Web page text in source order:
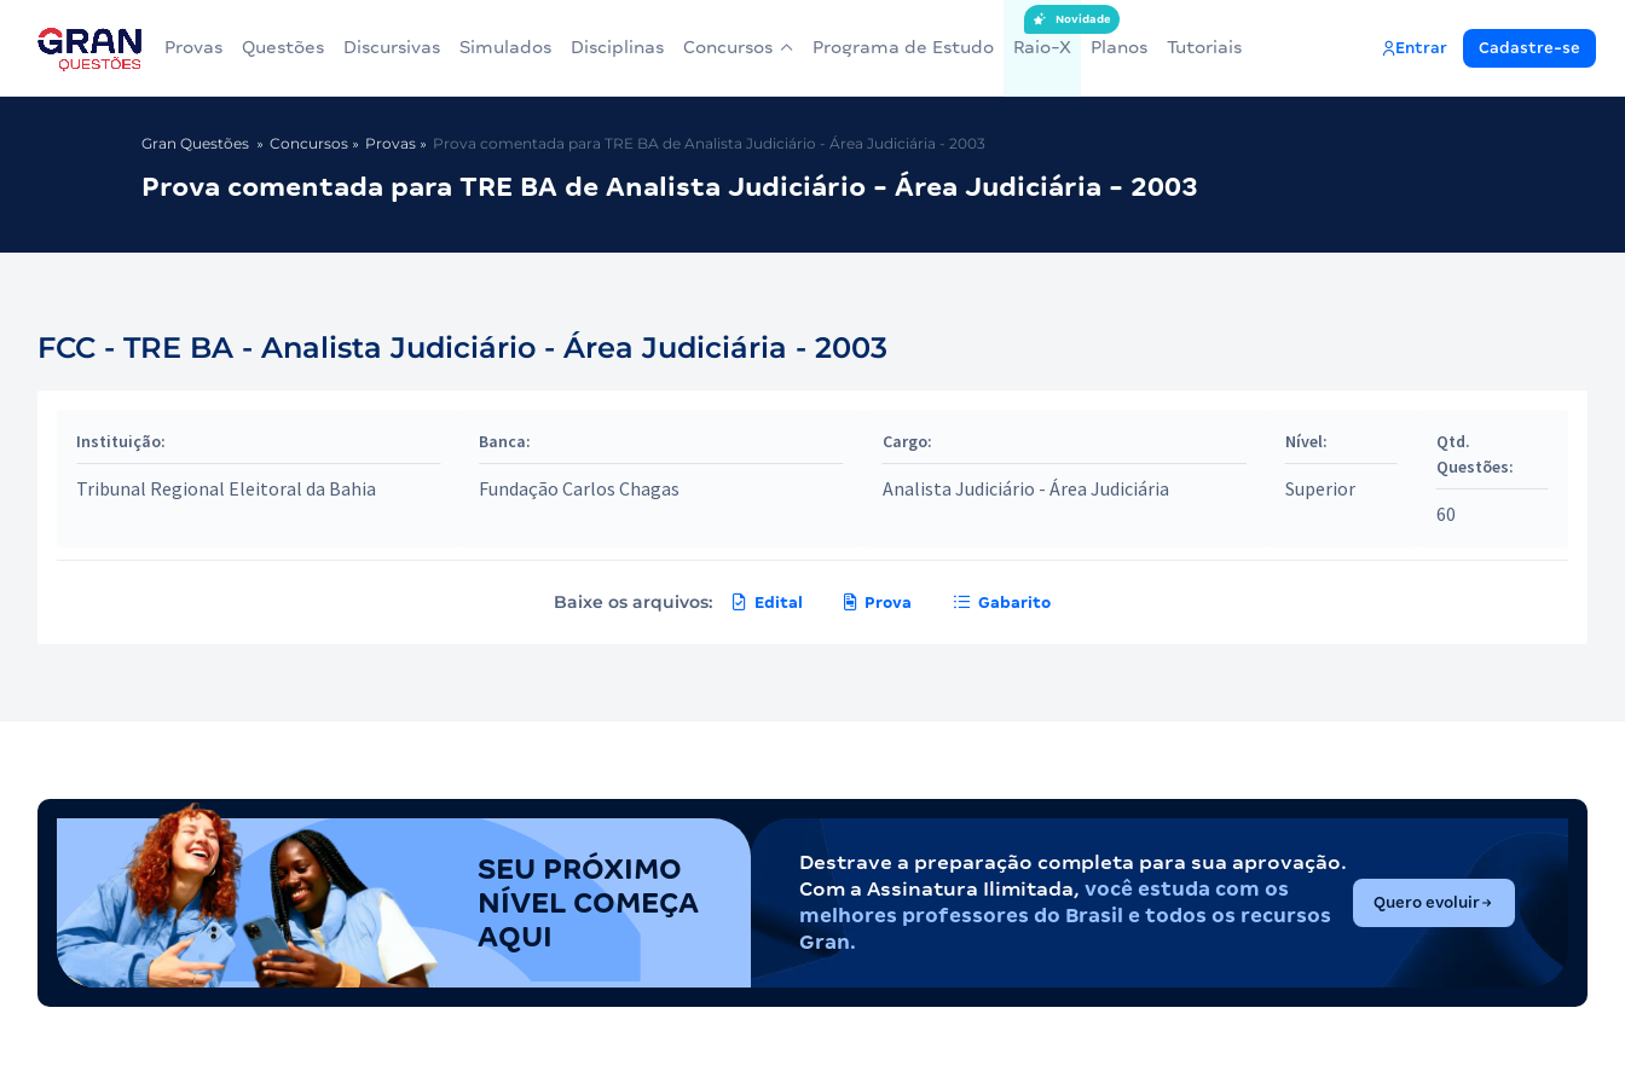
Provas Questões Discursivas Simulados Disciplinas Concursos Programa de Estudo Raio-X
Novidade
Planos Tutoriais Entrar Cadastre-se
Gran Questões Concursos Provas Prova comentada para TRE BA de Analista Judiciário - Área Judiciária - 2003
Prova comentada para TRE BA de Analista Judiciário - Área Judiciária - 2003
FCC - TRE BA - Analista Judiciário - Área Judiciária - 2003
Instituição:
Tribunal Regional Eleitoral da Bahia
Banca:
Fundação Carlos Chagas
Cargo:
Analista Judiciário - Área Judiciária
Nível:
Superior
Qtd.
Questões:
60
Baixe os arquivos: Edital Prova Gabarito
SEU PRÓXIMO
NÍVEL COMEÇA
AQUI
Destrave a preparação completa para sua aprovação.
Com a Assinatura Ilimitada, você estuda com os
melhores professores do Brasil e todos os recursos
Gran.
Quero evoluir(abre em nova aba)